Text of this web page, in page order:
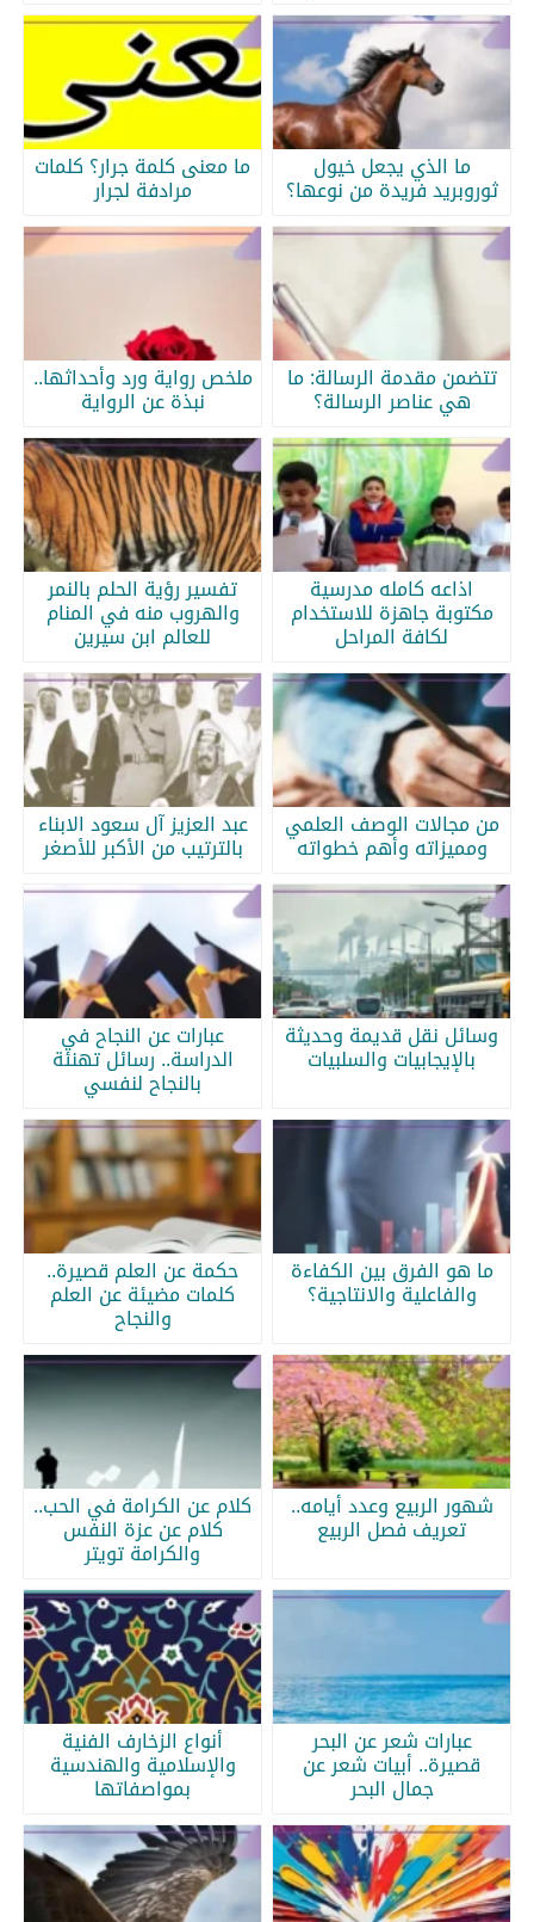
ما الذي يجعل خيول
ثوروبريد فريدة من نوعها؟
ما معنى كلمة جرار؟ كلمات
مرادفة لجرار
تتضمن مقدمة الرسالة: ما
هي عناصر الرسالة؟
ملخص رواية ورد وأحداثها..
نبذة عن الرواية
اذاعه كامله مدرسية
مكتوبة جاهزة للاستخدام
لكافة المراحل
تفسير رؤية الحلم بالنمر
والهروب منه في المنام
للعالم ابن سيرين
من مجالات الوصف العلمي
ومميزاته وأهم خطواته
عبد العزيز آل سعود الابناء
بالترتيب من الأكبر للأصغر
وسائل نقل قديمة وحديثة
بالإيجابيات والسلبيات
عبارات عن النجاح في
الدراسة.. رسائل تهنئة
بالنجاح لنفسي
ما هو الفرق بين الكفاءة
والفاعلية والانتاجية؟
حكمة عن العلم قصيرة..
كلمات مضيئة عن العلم
والنجاح
شهور الربيع وعدد أيامه..
تعريف فصل الربيع
كلام عن الكرامة في الحب..
كلام عن عزة النفس
والكرامة تويتر
عبارات شعر عن البحر
قصيرة.. أبيات شعر عن
جمال البحر
أنواع الزخارف الفنية
والإسلامية والهندسية
بمواصفاتها